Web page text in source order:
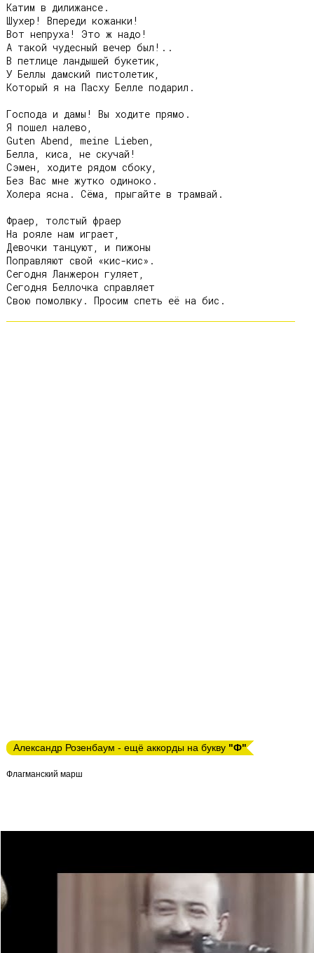
Катим в дилижансе.
Шухер! Впереди кожанки!
Вот непруха! Это ж надо!
А такой чудесный вечер был!..
В петлице ландышей букетик,
У Беллы дамский пистолетик,
Который я на Пасху Белле подарил.
Господа и дамы! Вы ходите прямо.
Я пошел налево,
Guten Abend, meine Lieben,
Белла, киса, не скучай!
Сэмен, ходите рядом сбоку,
Без Вас мне жутко одиноко.
Холера ясна. Сёма, прыгайте в трамвай.
Фраер, толстый фраер
На рояле нам играет,
Девочки танцуют, и пижоны
Поправляют свой «кис-кис».
Сегодня Ланжерон гуляет,
Сегодня Беллочка справляет
Александр Розенбаум - ещё аккорды на букву "Ф"
Флагманский марш